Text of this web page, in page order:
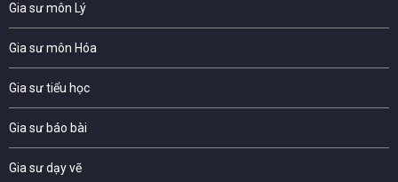
Gia sư môn Lý
Gia sư môn Hóa
Gia sư tiểu học
Gia sư báo bài
Gia sư dạy vẽ